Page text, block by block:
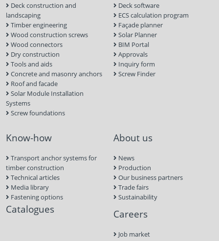
Deck construction and
landscaping
Timber engineering
Wood construction screws
Wood connectors
Dry construction
Tools and aids
Concrete and masonry anchors
Roof and facade
Solar Module Installation
Systems
Screw foundations
Deck software
ECS calculation program
Façade planner
Solar Planner
BIM Portal
Approvals
Inquiry form
Screw Finder
Know-how
Transport anchor systems for
timber construction
Technical articles
Media library
Fastening options
Catalogues
About us
News
Production
Our business partners
Trade fairs
Sustainability
Careers
Job market